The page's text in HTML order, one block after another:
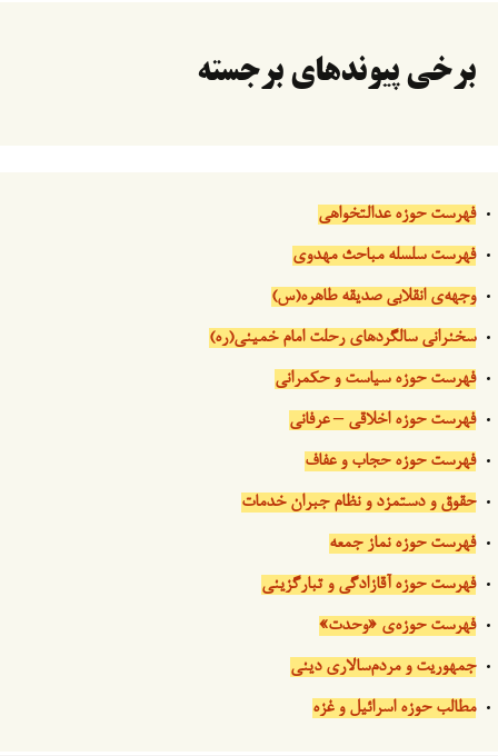
برخی پیوندهای برجسته
فهرست حوزه عدالتخواهی
فهرست سلسله مباحث مهدوی
وجهه‌ی انقلابی صدیقه طاهره(س)
سخنرانی سالگردهای رحلت امام خمینی(ره)
فهرست حوزه سیاست و حکمرانی
فهرست حوزه اخلاقی – عرفانی
فهرست حوزه حجاب و عفاف
حقوق و دستمزد و نظام جبران خدمات
فهرست حوزه نماز جمعه
فهرست حوزه آقازادگی و تبارگزینی
فهرست حوزه‌ی «وحدت»
جمهوریت و مردم‌سالاری دینی
مطالب حوزه اسرائیل و غزه